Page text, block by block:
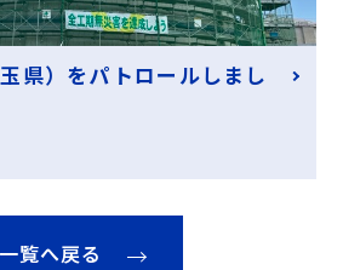
県）をパトロールしまし
一覧へ戻る